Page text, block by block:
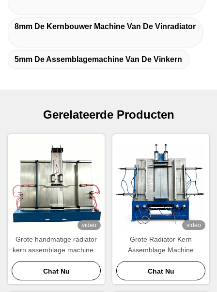
8mm De Kernbouwer Machine Van De Vinradiator
5mm De Assemblagemachine Van De Vinkern
Gerelateerde Producten
video
Grote handmatige radiator
kern assemblage machine --
maatwerk grootte
warmtewisselaar
assemblage apparatuur
Chat Nu
video
Grote Radiator Kern
Assemblage Machine
Fabrikant | 1200×1000mm
Warmtewisselaar Kern
Bouwer
Chat Nu